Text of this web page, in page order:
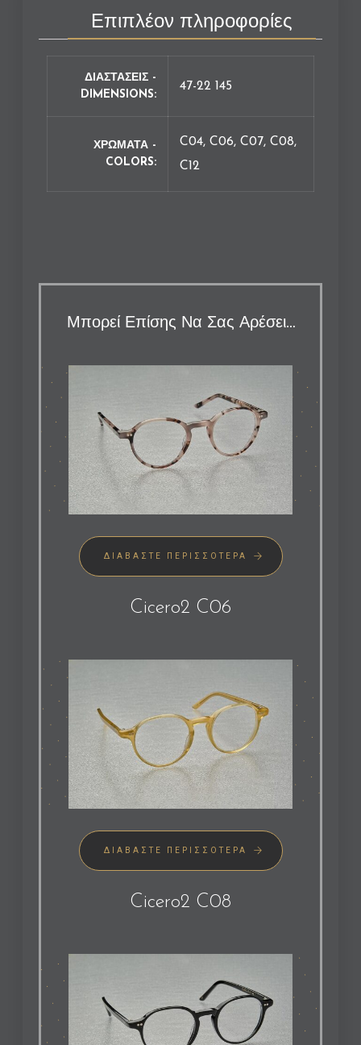
Επιπλέον πληροφορίες
ΔΙΑΣΤΑΣΕΙΣ -
DIMENSIONS
47-22 145
ΧΡΩΜΑΤΑ -
COLORS
C04, C06, C07, C08,
C12
Μπορεί Επίσης Να Σας Αρέσει…
ΔΙΑΒΆΣΤΕ ΠΕΡΙΣΣΌΤΕΡΑ
Cicero2 C06
ΔΙΑΒΆΣΤΕ ΠΕΡΙΣΣΌΤΕΡΑ
Cicero2 C08